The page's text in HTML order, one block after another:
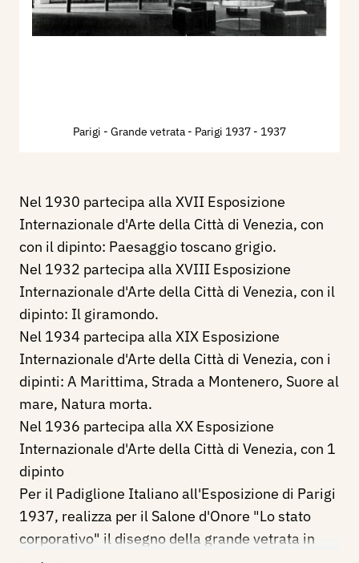
Parigi - Grande vetrata - Parigi 1937 - 1937
Nel 1930 partecipa alla XVII Esposizione
Internazionale d'Arte della Città di Venezia, con
con il dipinto: Paesaggio toscano grigio.
Nel 1932 partecipa alla XVIII Esposizione
Internazionale d'Arte della Città di Venezia, con il
dipinto: Il giramondo.
Nel 1934 partecipa alla XIX Esposizione
Internazionale d'Arte della Città di Venezia, con i
dipinti: A Marittima, Strada a Montenero, Suore al
mare, Natura morta.
Nel 1936 partecipa alla XX Esposizione
Internazionale d'Arte della Città di Venezia, con 1
dipinto
Per il Padiglione Italiano all'Esposizione di Parigi
1937, realizza per il Salone d'Onore "Lo stato
corporativo" il disegno della grande vetrata in